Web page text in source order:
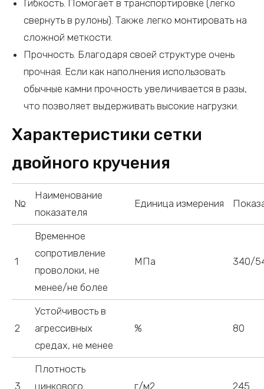
Гибкость. Помогает в транспортировке (легко
свернуть в рулоны). Также легко монтировать на
сложной меткости.
Прочность. Благодаря своей структуре очень
прочная. Если как наполнения использовать
обычные камни прочность увеличивается в разы,
что позволяет выдерживать высокие нагрузки.
Характеристики сетки
двойного кручения
№
Наименование
показателя
Единица измерения
1
Временное
сопротивление
проволоки, не
менее/не более
МПа 340/
2
Устойчивость в
агрессивных
средах, не менее
% 80
3
Плотность
цинкового
г/м2 245